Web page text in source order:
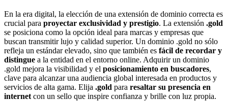
En la era digital, la elección de una extensión de dominio correcta es
crucial para proyectar exclusividad y prestigio. La extensión .gold
se posiciona como la opción ideal para marcas y empresas que
buscan transmitir lujo y calidad superior. Un dominio .gold no sólo
refleja un estándar elevado, sino que también es fácil de recordar y
distingue a la entidad en el entorno online. Adquirir un dominio
.gold mejora la visibilidad y el posicionamiento en buscadores,
clave para alcanzar una audiencia global interesada en productos y
servicios de alta gama. Elija .gold para resaltar su presencia en
internet con un sello que inspire confianza y brille con luz propia.